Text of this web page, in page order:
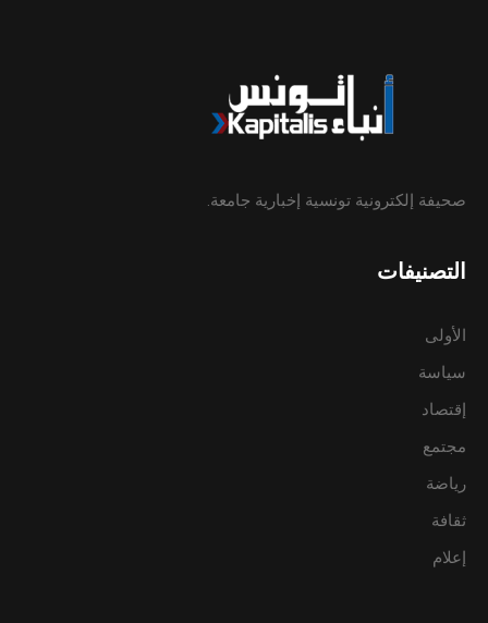
صحيفة إلكترونية تونسية إخبارية جامعة.
التصنيفات
الأولى
سياسة
إقتصاد
مجتمع
رياضة
ثقافة
إعلام